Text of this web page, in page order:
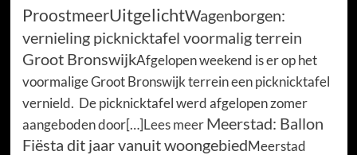
ProostmeerUitgelichtWagenborgen:
vernieling picknicktafel voormalig terrein
Groot BronswijkAfgelopen weekend is er op het
voormalige Groot Bronswijk terrein een picknicktafel
vernield. De picknicktafel werd afgelopen zomer
aangeboden door[…]Lees meer Meerstad: Ballon
Fiësta dit jaar vanuit woongebiedMeerstad